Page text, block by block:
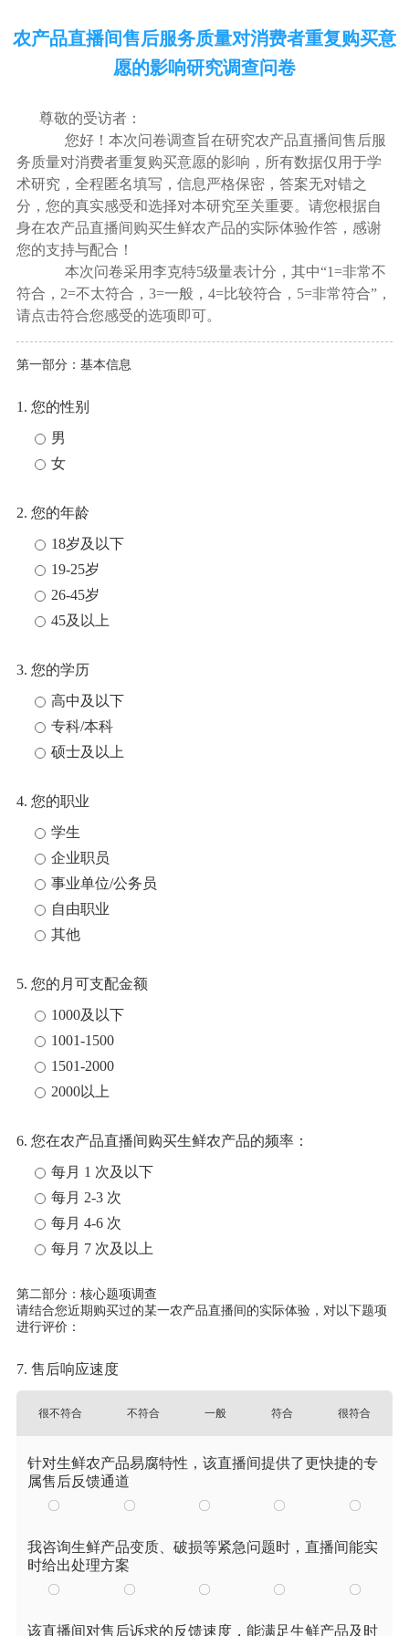
农产品直播间售后服务质量对消费者重复购买意
愿的影响研究调查问卷
尊敬的受访者：
您好！本次问卷调查旨在研究农产品直播间售后服
务质量对消费者重复购买意愿的影响，所有数据仅用于学
术研究，全程匿名填写，信息严格保密，答案无对错之
分，您的真实感受和选择对本研究至关重要。请您根据自
身在农产品直播间购买生鲜农产品的实际体验作答，感谢
您的支持与配合！
本次问卷采用李克特5级量表计分，其中“1=非常不
符合，2=不太符合，3=一般，4=比较符合，5=非常符合”，
请点击符合您感受的选项即可。
第一部分：基本信息
1. 您的性别
男
女
2. 您的年龄
18岁及以下
19-25岁
26-45岁
45及以上
3. 您的学历
高中及以下
专科/本科
硕士及以上
4. 您的职业
学生
企业职员
事业单位/公务员
自由职业
其他
5. 您的月可支配金额
1000及以下
1001-1500
1501-2000
2000以上
6. 您在农产品直播间购买生鲜农产品的频率：
每月 1 次及以下
每月 2-3 次
每月 4-6 次
每月 7 次及以上
第二部分：核心题项调查
请结合您近期购买过的某一农产品直播间的实际体验，对以下题项
进行评价：
7. 售后响应速度
很不符合 不符合 一般 符合 很符合
针对生鲜农产品易腐特性，该直播间提供了更快捷的专
属售后反馈通道
我咨询生鲜产品变质、破损等紧急问题时，直播间能实
时给出处理方案
该直播间对售后诉求的反馈速度，能满足生鲜产品及时